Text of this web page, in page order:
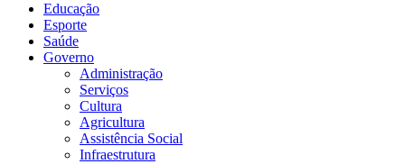
Educação
Esporte
Saúde
Governo
Administração
Serviços
Cultura
Agricultura
Assistência Social
Infraestrutura